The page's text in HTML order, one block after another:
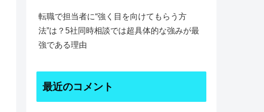
転職で担当者に“強く目を向けてもらう方
法”は？5社同時相談では超具体的な強みが最
強である理由
最近のコメント